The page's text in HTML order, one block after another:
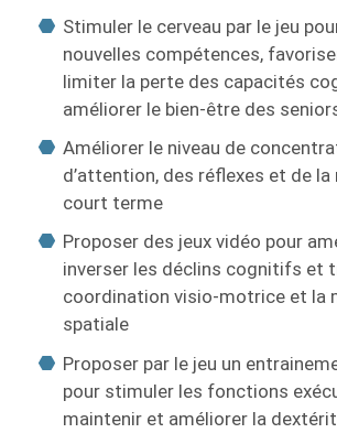
Stimuler le cerveau par le jeu
nouvelles compétences,
limiter la perte des capacités
améliorer le bien-être des
Améliorer le niveau de
d’attention, des réflexes et de
court terme
Proposer des jeux vidéo pour
inverser les déclins cognitifs et
coordination visio-motrice et la
spatiale
Proposer par le jeu un
pour stimuler les fonctions
maintenir et améliorer la